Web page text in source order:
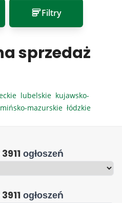
Filtry
sprzedaż
lubelskie kujawsko-
mazurskie łódzkie
3911 ogłoszeń
3911 ogłoszeń